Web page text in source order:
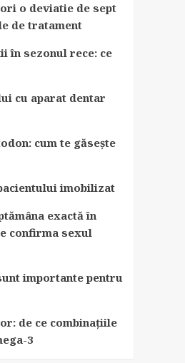
o deviatie de sept
de tratament
în sezonul rece: ce
cu aparat dentar
cum te găsește
imobilizat
exactă în
confirma sexul
importante pentru
de ce combinațiile
3